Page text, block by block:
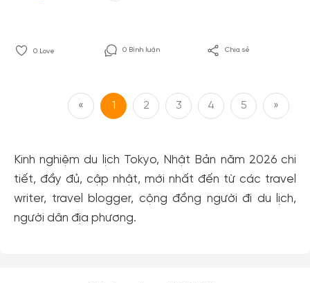
0 Love 0 Bình luận Chia sẻ
« 1 2 3 4 5 »
Kinh nghiệm du lịch Tokyo, Nhật Bản năm 2026 chi
tiết, đầy đủ, cập nhật, mới nhất đến từ các travel
writer, travel blogger, cộng đồng người đi du lịch,
người dân địa phương.